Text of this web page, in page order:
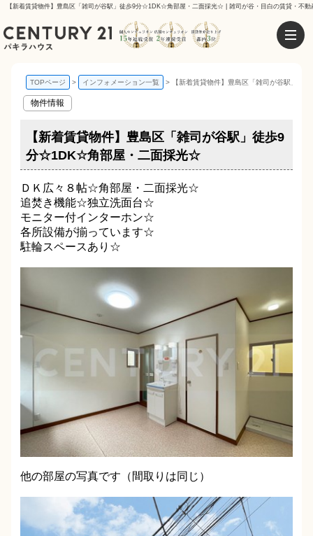
【新着賃貸物件】豊島区「雑司が谷駅」徒歩9分☆1DK☆角部屋・二面採光☆ | 雑司が谷・目白の賃貸・不動
TOPページ インフォメーション一覧 【新着賃貸物件】豊島区「雑司が谷駅」
物件情報
【新着賃貸物件】豊島区「雑司が谷駅」徒歩9
分☆1DK☆角部屋・二面採光☆
ＤＫ広々８帖☆角部屋・二面採光☆
追焚き機能☆独立洗面台☆
モニター付インターホン☆
各所設備が揃っています☆
駐輪スペースあり☆
他の部屋の写真です（間取りは同じ）